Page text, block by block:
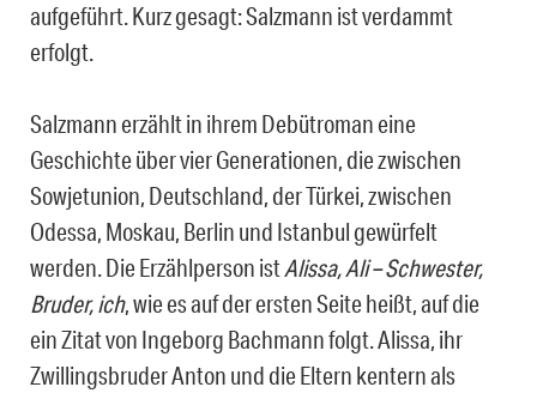
aufgeführt. Kurz gesagt: Salzmann ist verdammt
erfolgt.
Salzmann erzählt in ihrem Debütroman eine
Geschichte über vier Generationen, die zwischen
Sowjetunion, Deutschland, der Türkei, zwischen
Odessa, Moskau, Berlin und Istanbul gewürfelt
werden. Die Erzählperson istAlissa, Ali – Schwester,
Bruder, ich, wie es auf der ersten Seite heißt, auf die
ein Zitat von Ingeborg Bachmann folgt. Alissa, ihr
Zwillingsbruder Anton und die Eltern kentern als